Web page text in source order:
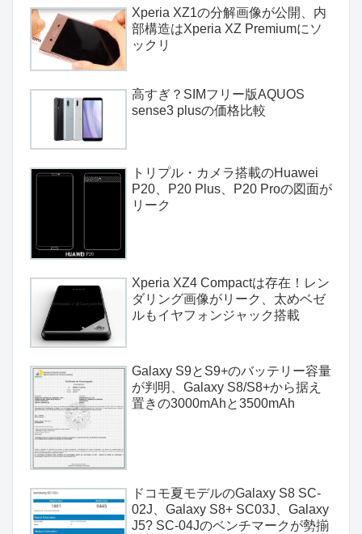
Xperia XZ1の分解画像が公開、内
部構造はXperia XZ Premiumにソ
ックリ
高すぎ？SIMフリー版AQUOS
sense3 plusの価格比較
トリプル・カメラ搭載のHuawei
P20、P20 Plus、P20 Proの図面が
リーク
Xperia XZ4 Compactは存在！レン
ダリング画像がリーク、太めベゼ
ルもイヤフォンジャック搭載
Galaxy S9とS9+のバッテリー容量
が判明、Galaxy S8/S8+から据え
置きの3000mAhと3500mAh
ドコモ夏モデルのGalaxy S8 SC-
02J、Galaxy S8+ SC03J、Galaxy
J5? SC-04Jのベンチマークが勢揃